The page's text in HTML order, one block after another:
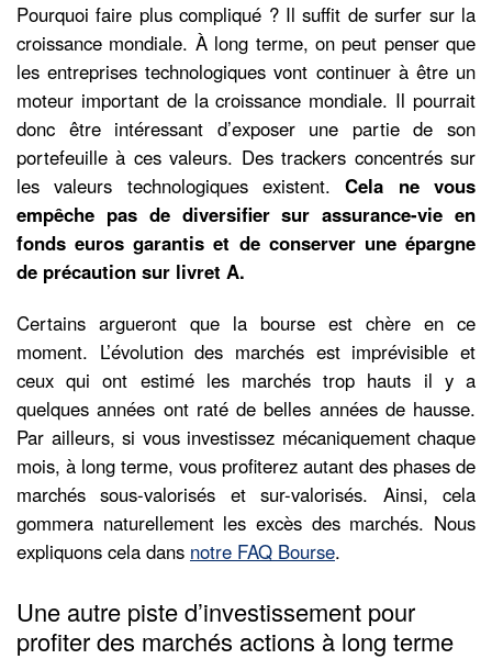
Pourquoi faire plus compliqué ? Il suffit de surfer sur la
croissance mondiale. À long terme, on peut penser que
les entreprises technologiques vont continuer à être un
moteur important de la croissance mondiale. Il pourrait
donc être intéressant d’exposer une partie de son
portefeuille à ces valeurs. Des trackers concentrés sur
les valeurs technologiques existent.Cela ne vous
empêche pas de diversifier sur assurance-vie en
fonds euros garantis et de conserver une épargne
de précaution sur livret A.
Certains argueront que la bourse est chère en ce
moment. L’évolution des marchés est imprévisible et
ceux qui ont estimé les marchés trop hauts il y a
quelques années ont raté de belles années de hausse.
Par ailleurs, si vous investissez mécaniquement chaque
mois, à long terme, vous profiterez autant des phases de
marchés sous-valorisés et sur-valorisés. Ainsi, cela
gommera naturellement les excès des marchés. Nous
expliquons cela dans notre FAQ Bourse.
Une autre piste d’investissement pour
profiter des marchés actions à long terme